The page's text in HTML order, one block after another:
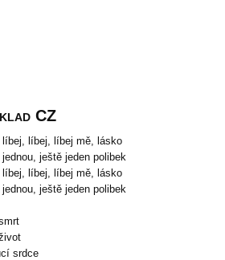
CZ
líbej, líbej, líbej mě, lásko
ještě jeden polibek
líbej, líbej, líbej mě, lásko
ještě jeden polibek
srdce